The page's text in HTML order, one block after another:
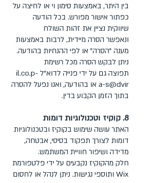
בין היתר, באמצעות סימון וי או לחיצה על
כפתור אישור מפורש. בכל הודעה
שיווקית נציין את זהות השולח
ונאפשר הסרה מיידית, לרבות באמצעות
מענה "הסרה" או לפי ההנחיות בהודעה.
ניתן לבקש הסרה מכל רשימת
תפוצה גם על ידי פנייה לדוא"ל il.co.p-
a-s@dvir או בהודעה, ואנו נפעל להסרה
בתוך הזמן הקבוע בדין.
8. קוקיז וטכנולוגיות דומות
האתר עושה שימוש בקוקיז ובטכנולוגיות
דומות לצורך תפקוד בסיסי, אבטחה,
מדידה ושיפור חוויית המשתמש.
חלק מהקוקיז נקבעים על ידי פלטפורמת
Wix ותוספי נגישות. ניתן לנהל או לחסום